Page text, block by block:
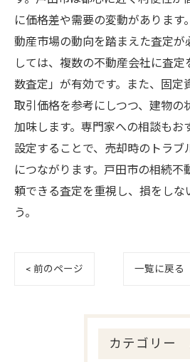
に価格差や需要の変動があります
動産市場の動向を踏まえた査定が
しては、複数の不動産会社に査
数査定」が有効です。また、固定
取引価格を参考にしつつ、建物の
加味します。専門家への相談もお
設定することで、売却時のトラブ
につながります。戸田市の相続不
頼できる査定を重視し、損をしな
う。
< 前のページ 一覧に戻る
カテゴリー